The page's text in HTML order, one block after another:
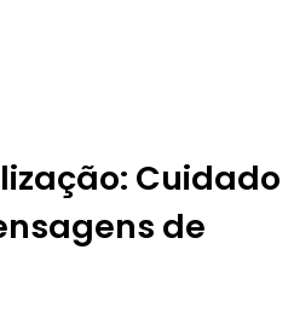
Cuidado
de